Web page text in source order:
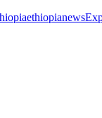
ethiopianews